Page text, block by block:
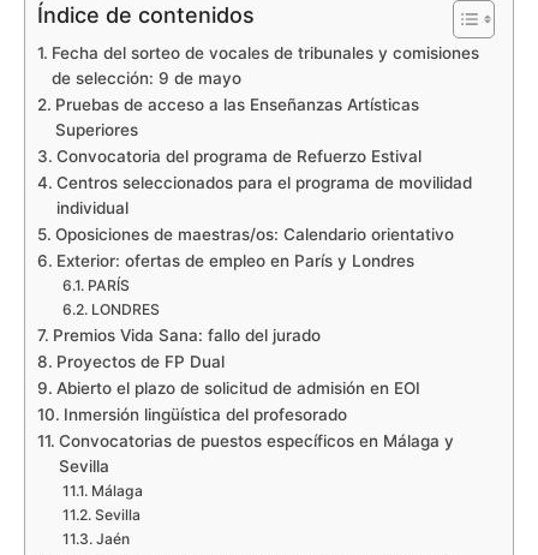
Índice de contenidos
Fecha del sorteo de vocales de tribunales y comisiones
de selección: 9 de mayo
Pruebas de acceso a las Enseñanzas Artísticas
Superiores
Convocatoria del programa de Refuerzo Estival
Centros seleccionados para el programa de movilidad
individual
Oposiciones de maestras/os: Calendario orientativo
Exterior: ofertas de empleo en París y Londres
PARÍS
LONDRES
Premios Vida Sana: fallo del jurado
Proyectos de FP Dual
Abierto el plazo de solicitud de admisión en EOI
Inmersión lingüística del profesorado
Convocatorias de puestos específicos en Málaga y
Sevilla
Málaga
Sevilla
Jaén